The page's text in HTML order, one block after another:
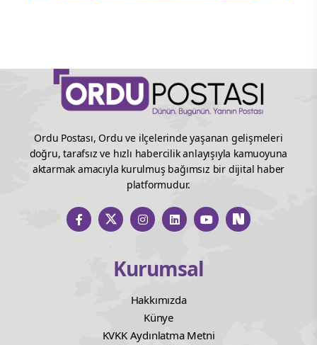
Ordu Postası, Ordu ve ilçelerinde yaşanan gelişmeleri
doğru, tarafsız ve hızlı habercilik anlayışıyla kamuoyuna
aktarmak amacıyla kurulmuş bağımsız bir dijital haber
platformudur.
Kurumsal
Hakkımızda
Künye
KVKK Aydınlatma Metni